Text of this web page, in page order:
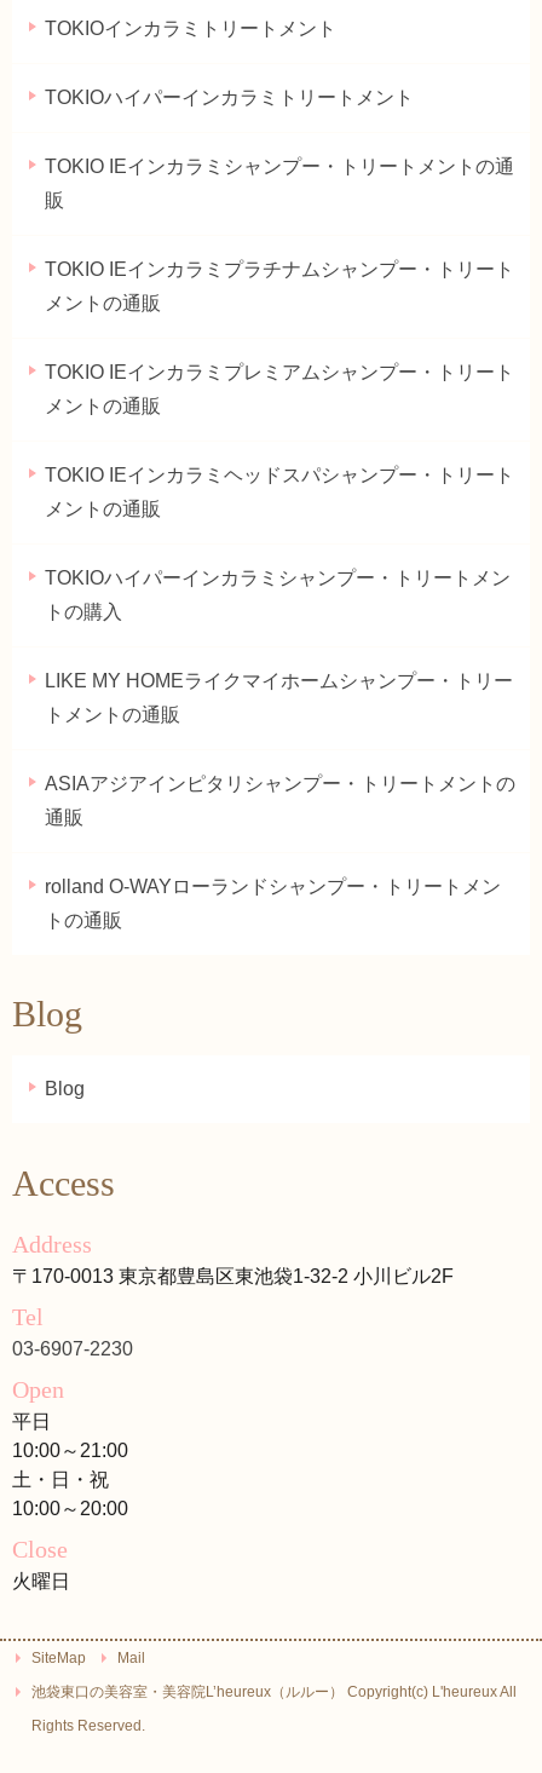
TOKIOインカラミトリートメント
TOKIOハイパーインカラミトリートメント
TOKIO IEインカラミシャンプー・トリートメントの通
販
TOKIO IEインカラミプラチナムシャンプー・トリート
メントの通販
TOKIO IEインカラミプレミアムシャンプー・トリート
メントの通販
TOKIO IEインカラミヘッドスパシャンプー・トリート
メントの通販
TOKIOハイパーインカラミシャンプー・トリートメン
トの購入
LIKE MY HOMEライクマイホームシャンプー・トリー
トメントの通販
ASIAアジアインピタリシャンプー・トリートメントの
通販
rolland O-WAYローランドシャンプー・トリートメン
トの通販
Blog
Blog
Access
Address
〒170-0013 東京都豊島区東池袋1-32-2 小川ビル2F
Tel
03-6907-2230
Open
平日
10:00～21:00
土・日・祝
10:00～20:00
Close
火曜日
SiteMap
Mail
池袋東口の美容室・美容院L’heureux（ルルー） Copyright(c) L'heureux All
Rights Reserved.